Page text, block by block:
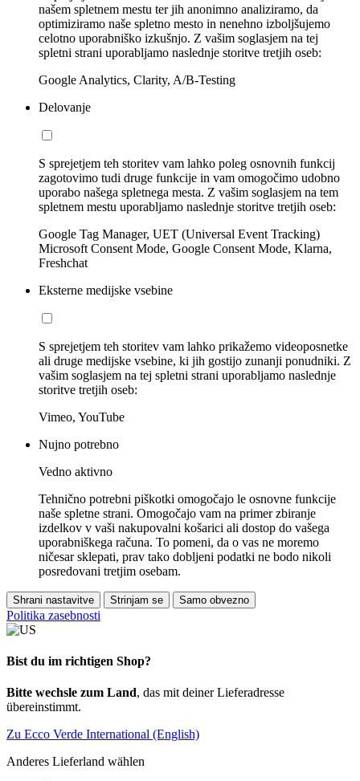
našem spletnem mestu ter jih anonimno analiziramo, da
optimiziramo naše spletno mesto in nenehno izboljšujemo
celotno uporabniško izkušnjo. Z vašim soglasjem na tej
spletni strani uporabljamo naslednje storitve tretjih oseb:
Google Analytics, Clarity, A/B-Testing
Delovanje
S sprejetjem teh storitev vam lahko poleg osnovnih funkcij
zagotovimo tudi druge funkcije in vam omogočimo udobno
uporabo našega spletnega mesta. Z vašim soglasjem na tem
spletnem mestu uporabljamo naslednje storitve tretjih oseb:
Google Tag Manager, UET (Universal Event Tracking)
Microsoft Consent Mode, Google Consent Mode, Klarna,
Freshchat
Eksterne medijske vsebine
S sprejetjem teh storitev vam lahko prikažemo videoposnetke
ali druge medijske vsebine, ki jih gostijo zunanji ponudniki. Z
vašim soglasjem na tej spletni strani uporabljamo naslednje
storitve tretjih oseb:
Vimeo, YouTube
Nujno potrebno
Vedno aktivno
Tehnično potrebni piškotki omogočajo le osnovne funkcije
naše spletne strani. Omogočajo vam na primer zbiranje
izdelkov v vaši nakupovalni košarici ali dostop do vašega
uporabniškega računa. To pomeni, da o vas ne moremo
ničesar sklepati, prav tako dobljeni podatki ne bodo nikoli
posredovani tretjim osebam.
Shrani nastavitve Strinjam se Samo obvezno
Politika zasebnosti
Bist du im richtigen Shop?
Bitte wechsle zum Land, das mit deiner Lieferadresse
übereinstimmt.
Zu Ecco Verde International (English)
Anderes Lieferland wählen